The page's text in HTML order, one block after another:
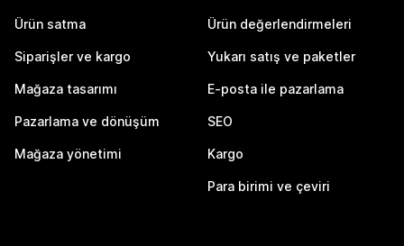
Ürün satma
Siparişler ve kargo
Mağaza tasarımı
Pazarlama ve dönüşüm
Mağaza yönetimi
Ürün değerlendirmeleri
Yukarı satış ve paketler
E-posta ile pazarlama
SEO
Kargo
Para birimi ve çeviri